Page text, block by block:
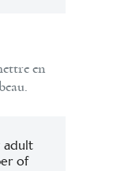
en
adult
of